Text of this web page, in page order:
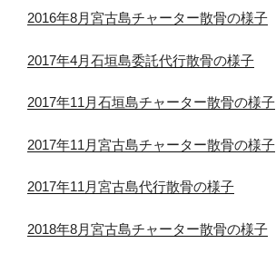
2016年8月宮古島チャーター散骨の様子
2017年4月石垣島委託代行散骨の様子
2017年11月石垣島チャーター散骨の様子
2017年11月宮古島チャーター散骨の様子
2017年11月宮古島代行散骨の様子
2018年8月宮古島チャーター散骨の様子